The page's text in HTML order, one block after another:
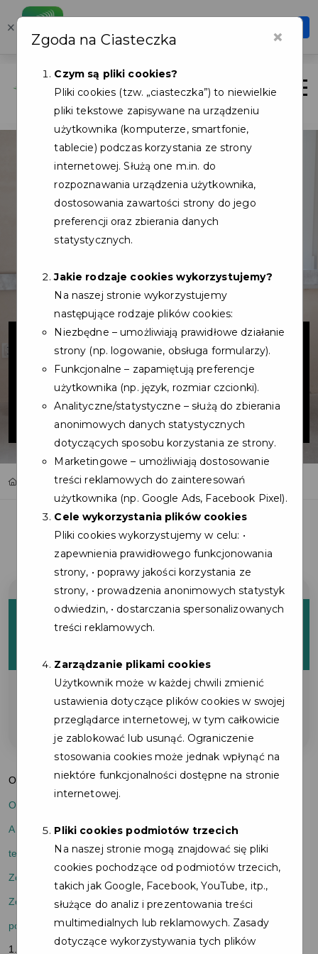
× Karta Mieszkańca
Szybciej, wygodniej, zawsze pod ręką
Zaloguj
KPS Ventures
sp. z o. o.
(Pewny Lokal)
Oferty KPS Ventures sp. z o. o. (Pewny Lokal)
10%
ZNIŻKI
na asystę inżyniera przy odbiorze
nieruchomości od dewelopera.
Od lat specjalizujemy się w audytach na rynku nieruchomości.
Odbiór deweloperski. Analiza umowy od dewelopera.
A może kupno nieruchomości na rynku wtórnym, badanie
termowizyjne, audyt działki, lub sprawdzenie ekipy?
Zobacz, z czym możemy pomóc.
Zobacz, jakie szkolenia przechodzą nasi inżynierowie i jakie
posiadamy certyfikaty:
1. Odbiory wykonujemy zgodnie z normami Instytutu Techniki
×
Zgoda na Ciasteczka
Czym są pliki cookies?
Pliki cookies (tzw. „ciasteczka”) to niewielkie
pliki tekstowe zapisywane na urządzeniu
użytkownika (komputerze, smartfonie,
tablecie) podczas korzystania ze strony
internetowej. Służą one m.in. do
rozpoznawania urządzenia użytkownika,
dostosowania zawartości strony do jego
preferencji oraz zbierania danych
statystycznych.
Jakie rodzaje cookies wykorzystujemy?
Na naszej stronie wykorzystujemy
następujące rodzaje plików cookies:
Niezbędne – umożliwiają prawidłowe działanie
strony (np. logowanie, obsługa formularzy).
Funkcjonalne – zapamiętują preferencje
użytkownika (np. język, rozmiar czcionki).
Analityczne/statystyczne – służą do zbierania
anonimowych danych statystycznych
dotyczących sposobu korzystania ze strony.
Marketingowe – umożliwiają dostosowanie
treści reklamowych do zainteresowań
użytkownika (np. Google Ads, Facebook Pixel).
Cele wykorzystania plików cookies
Pliki cookies wykorzystujemy w celu: •
zapewnienia prawidłowego funkcjonowania
strony, • poprawy jakości korzystania ze
strony, • prowadzenia anonimowych statystyk
odwiedzin, • dostarczania spersonalizowanych
treści reklamowych.
Zarządzanie plikami cookies
Użytkownik może w każdej chwili zmienić
ustawienia dotyczące plików cookies w swojej
przeglądarce internetowej, w tym całkowicie
je zablokować lub usunąć. Ograniczenie
stosowania cookies może jednak wpłynąć na
niektóre funkcjonalności dostępne na stronie
internetowej.
Pliki cookies podmiotów trzecich
Na naszej stronie mogą znajdować się pliki
cookies pochodzące od podmiotów trzecich,
takich jak Google, Facebook, YouTube, itp.,
służące do analiz i prezentowania treści
multimedialnych lub reklamowych. Zasady
dotyczące wykorzystywania tych plików